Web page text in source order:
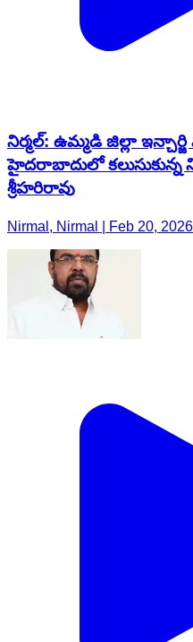
నిర్మల్: ఉమ్మడి జిల్లా ఇన్చార్జి
హైదరాబాదులో కలుసుకున్న
శ్రీహరిరావు
Nirmal, Nirmal | Feb 20, 2026